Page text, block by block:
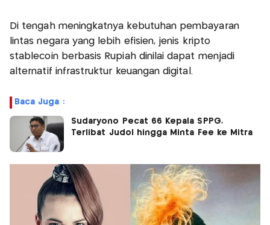
Di tengah meningkatnya kebutuhan pembayaran
lintas negara yang lebih efisien, jenis kripto
stablecoin berbasis Rupiah dinilai dapat menjadi
alternatif infrastruktur keuangan digital.
Baca Juga :
Sudaryono Pecat 66 Kepala SPPG,
Terlibat Judol hingga Minta Fee ke Mitra